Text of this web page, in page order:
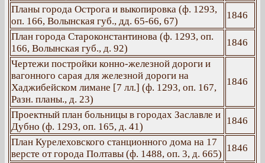
Планы города Острога и выкопировка (ф. 1293,
оп. 166, Волынская губ., дд. 65-66, 67)
1846
План города Староконстантинова (ф. 1293, оп.
166, Волынская губ., д. 92)
1846
Чертежи постройки конно-железной дороги и
вагонного сарая для железной дороги на
Хаджибейском лимане [7 лл.] (ф. 1293, оп. 167,
Разн. планы., д. 23)
1846
Проектный план больницы в городах Заславле и
Дубно (ф. 1293, оп. 165, д. 41)
1846
План Курелеховского станционного дома на 17
версте от города Полтавы (ф. 1488, оп. 3, д. 665)
1846